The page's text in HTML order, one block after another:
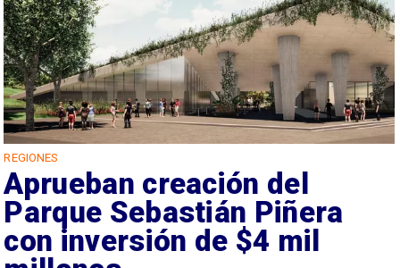
REGIONES
Aprueban creación del
Parque Sebastián Piñera
con inversión de $4 mil